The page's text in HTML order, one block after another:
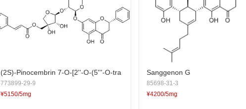
(2S)-Pinocembrin 7-O-[2''-O-(5'''-O-tra
ns-cinnamoyl)-β-D-apiofuranosyl]-β-D-
glucoside
773899-29-9
¥5150/5mg
Sanggenon G
85698-31-3
¥4200/5mg